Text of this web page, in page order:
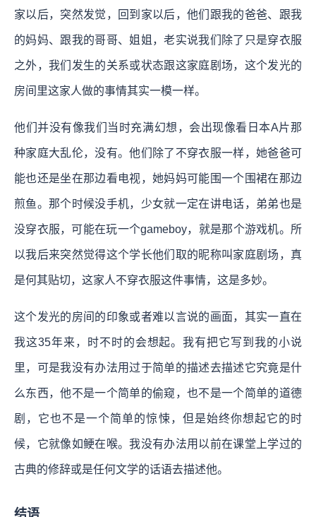
家以后，突然发觉，回到家以后，他们跟我的爸爸、跟我
的妈妈、跟我的哥哥、姐姐，老实说我们除了只是穿衣服
之外，我们发生的关系或状态跟这家庭剧场，这个发光的
房间里这家人做的事情其实一模一样。
他们并没有像我们当时充满幻想，会出现像看日本A片那
种家庭大乱伦，没有。他们除了不穿衣服一样，她爸爸可
能也还是坐在那边看电视，她妈妈可能围一个围裙在那边
煎鱼。那个时候没手机，少女就一定在讲电话，弟弟也是
没穿衣服，可能在玩一个gameboy，就是那个游戏机。所
以我后来突然觉得这个学长他们取的昵称叫家庭剧场，真
是何其贴切，这家人不穿衣服这件事情，这是多妙。
这个发光的房间的印象或者难以言说的画面，其实一直在
我这35年来，时不时的会想起。我有把它写到我的小说
里，可是我没有办法用过于简单的描述去描述它究竟是什
么东西，他不是一个简单的偷窥，也不是一个简单的道德
剧，它也不是一个简单的惊悚，但是始终你想起它的时
候，它就像如鲠在喉。我没有办法用以前在课堂上学过的
古典的修辞或是任何文学的话语去描述他。
结语